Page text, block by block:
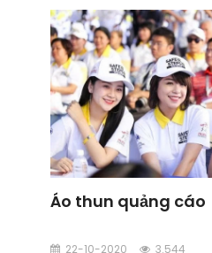
tại Tân Uyên.
Áo thun quảng cáo
22-10-2020 3.544